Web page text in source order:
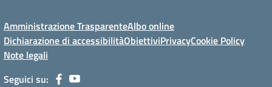
Amministrazione TrasparenteAlbo online
Dichiarazione di accessibilitàObiettiviPrivacyCookie Policy
Note legali
Seguici su: